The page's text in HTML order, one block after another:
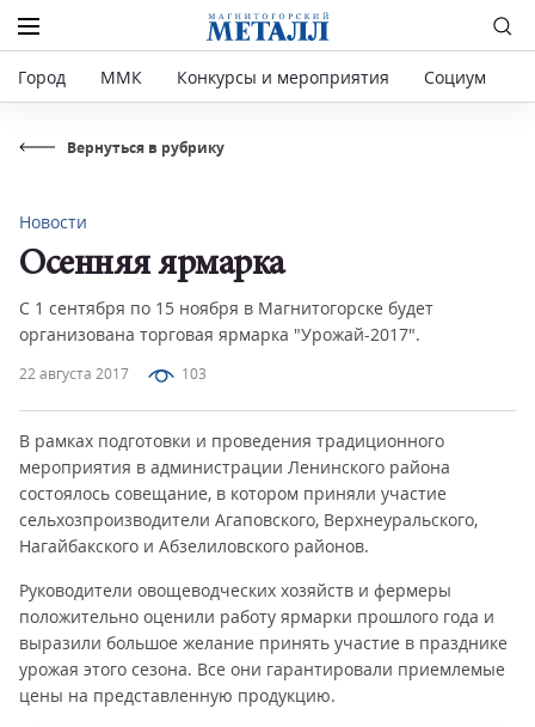
Город ММК Конкурсы и мероприятия Социум
Вернуться в рубрику
22 августа 2017 103
Новости
Осенняя ярмарка
С 1 сентября по 15 ноября в Магнитогорске будет
организована торговая ярмарка "Урожай-2017".
В рамках подготовки и проведения традиционного
мероприятия в администрации Ленинского района
состоялось совещание, в котором приняли участие
сельхозпроизводители Агаповского, Верхнеуральского,
Нагайбакского и Абзелиловского районов.
Руководители овощеводческих хозяйств и фермеры
положительно оценили работу ярмарки прошлого года и
выразили большое желание принять участие в празднике
урожая этого сезона. Все они гарантировали приемлемые
цены на представленную продукцию.